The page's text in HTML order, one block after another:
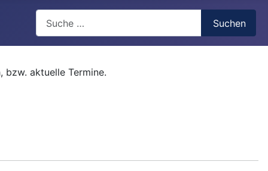
Suchen
bzw. aktuelle Termine.